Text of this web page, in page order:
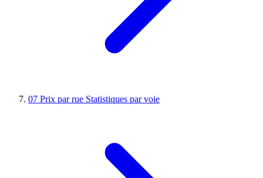
07 Prix par rue Statistiques par voie